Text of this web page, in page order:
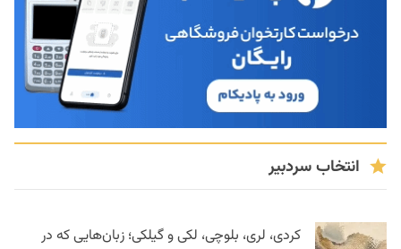
انتخاب سردبیر
کردی، لری، بلوچی، لکی و گیلکی؛ زبان‌هایی که در